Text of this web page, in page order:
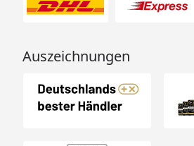
Auszeichnungen